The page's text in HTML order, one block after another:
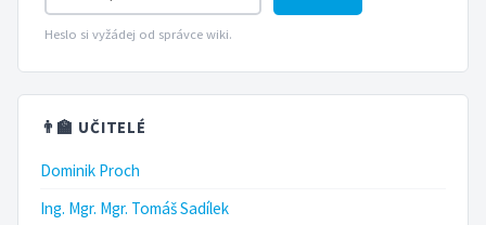
Heslo si vyžádej od správce wiki.
👨‍🏫 UČITELÉ
Dominik Proch
Ing. Mgr. Mgr. Tomáš Sadílek